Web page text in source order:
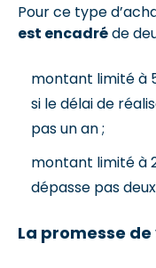
Pour ce type
est encadréde
montant limité à
si le délai de
pas un an ;
montant limité à
dépasse pas
La promesse